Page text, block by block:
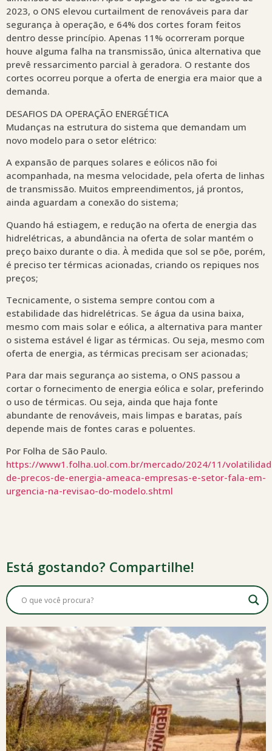
2023, o ONS elevou curtailment de renováveis para dar
segurança à operação, e 64% dos cortes foram feitos
dentro desse princípio. Apenas 11% ocorreram porque
houve alguma falha na transmissão, única alternativa que
prevê ressarcimento parcial à geradora. O restante dos
cortes ocorreu porque a oferta de energia era maior que a
demanda.
DESAFIOS DA OPERAÇÃO ENERGÉTICA
Mudanças na estrutura do sistema que demandam um
novo modelo para o setor elétrico:
A expansão de parques solares e eólicos não foi
acompanhada, na mesma velocidade, pela oferta de linhas
de transmissão. Muitos empreendimentos, já prontos,
ainda aguardam a conexão do sistema;
Quando há estiagem, e redução na oferta de energia das
hidrelétricas, a abundância na oferta de solar mantém o
preço baixo durante o dia. À medida que sol se põe, porém,
é preciso ter térmicas acionadas, criando os repiques nos
preços;
Tecnicamente, o sistema sempre contou com a
estabilidade das hidrelétricas. Se água da usina baixa,
mesmo com mais solar e eólica, a alternativa para manter
o sistema estável é ligar as térmicas. Ou seja, mesmo com
oferta de energia, as térmicas precisam ser acionadas;
Para dar mais segurança ao sistema, o ONS passou a
cortar o fornecimento de energia eólica e solar, preferindo
o uso de térmicas. Ou seja, ainda que haja fonte
abundante de renováveis, mais limpas e baratas, país
depende mais de fontes caras e poluentes.
Por Folha de São Paulo.
https://www1.folha.uol.com.br/mercado/2024/11/
de-precos-de-energia-ameaca-empresas-e-setor-fala-em-
urgencia-na-revisao-do-modelo.shtml
Está gostando? Compartilhe!